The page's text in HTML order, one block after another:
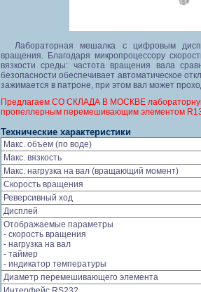
Лабораторная мешалка с цифровым
вращения. Благодаря микропроцессору
вязкости среды: частота вращения вала
безопасности обеспечивает автоматическое
зажимается в патроне, при этом вал может
Предлагаем СО СКЛАДА В МОСКВЕ
пропеллерным перемешивающим элементом
Технические характеристики
Макс. объем (по воде)
Макс. вязкость
Макс. нагрузка на вал (вращающий момент)
Скорость вращения
Реверсивный ход
Дисплей
Отображаемые параметры
- скорость вращения
- нагрузка на вал
- таймер
- индикатор температуры
Диаметр перемешивающего элемента